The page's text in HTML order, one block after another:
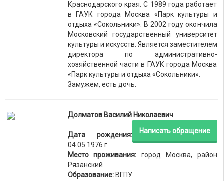
Краснодарского края. С 1989 года работает
в ГАУК города Москва «Парк культуры и
отдыха «Сокольники». В 2002 году окончила
Московский государственный университет
культуры и искусств. Является заместителем
директора по административно-
хозяйственной части в ГАУК города Москва
«Парк культуры и отдыха «Сокольники».
Замужем, есть дочь.
Долматов Василий Николаевич
Написать обращение
Дата рождения:
04.05.1976 г.
Место проживания: город Москва, район
Рязанский
Образование:ВГПУ